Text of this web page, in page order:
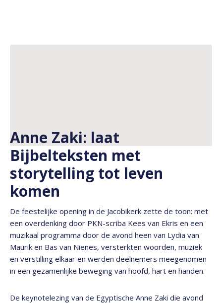
Anne Zaki: laat
Bijbelteksten met
storytelling tot leven
komen
De feestelijke opening in de Jacobikerk zette de toon: met
een overdenking door PKN-scriba Kees van Ekris en een
muzikaal programma door de avond heen van Lydia van
Maurik en Bas van Nienes, versterkten woorden, muziek
en verstilling elkaar en werden deelnemers meegenomen
in een gezamenlijke beweging van hoofd, hart en handen.
De keynotelezing van de Egyptische Anne Zaki die avond